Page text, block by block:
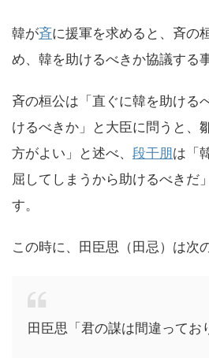
韓が斉に援軍を求めると、斉の
め、韓を助けるべきか協議する
斉の桓公は「直ぐに韓を助ける
けるべきか」と大臣に問うと、
方がよい」と述べ、 段干朋 は「
屈してしまうから助けるべきだ
す。
この時に、田臣思（田忌）は次
田臣思「君の謀は間違ってお